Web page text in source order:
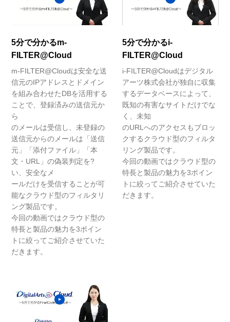
5分で分かるm-
FILTER@Cloud
m-FILTER@Cloudは安全な送
信元のIPアドレスとドメイン
を組み合わせたDBを活用する
ことで、登録済みの送信元か
ら
のメールは受信し、未登録の
送信元からのメールは「送信
元」「添付ファイル」「本
文・URL」の偽装判定を?
い、安全なメ
ールだけを受信することが可
能なクラウド型のフィルタリ
ング製品です。
今回の動画ではクラウド型の
特長と製品の魅力を3ポイン
トに絞ってご紹介させていた
だきます。
5分で分かるi-
FILTER@Cloud
i-FILTER@Cloudはデジタル
アーツ株式会社が独自に収集
するデータベースによって、
既知の有害なサイトだけでな
く、未知
のURLへのアクセスもブロッ
クするクラウド型のフィルタ
リング製品です。
今回の動画ではクラウド型の
特長と製品の魅力を3ポイン
トに絞ってご紹介させていた
だきます。